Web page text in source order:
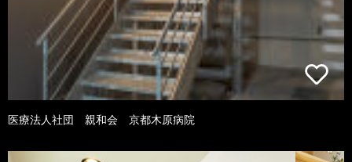
医療法人社団 親和会 京都木原病院